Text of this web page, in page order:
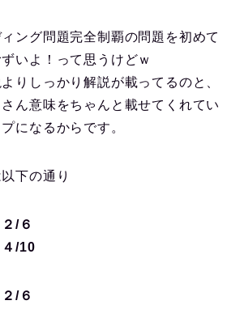
ング問題完全制覇の問題を初めて
いよ！って思うけどｗ
りしっかり解説が載ってるのと、
ん意味をちゃんと載せてくれてい
になるからです。
下の通り
/６
10
/６